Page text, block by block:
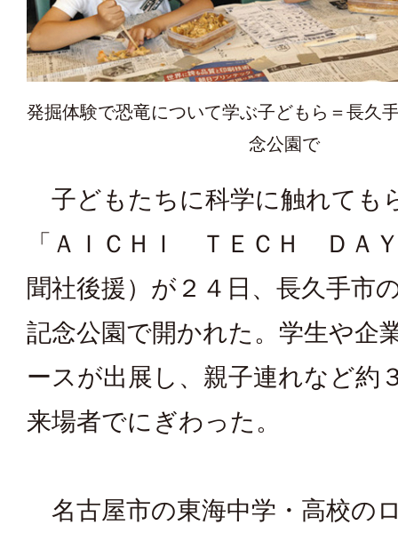
発掘体験で恐竜について学ぶ子どもら＝長久
念公園で
子どもたちに科学に触れても
「ＡＩＣＨＩ ＴＥＣＨ ＤＡ
聞社後援）が２４日、長久手市
記念公園で開かれた。学生や企
ースが出展し、親子連れなど約
来場者でにぎわった。
名古屋市の東海中学・高校の